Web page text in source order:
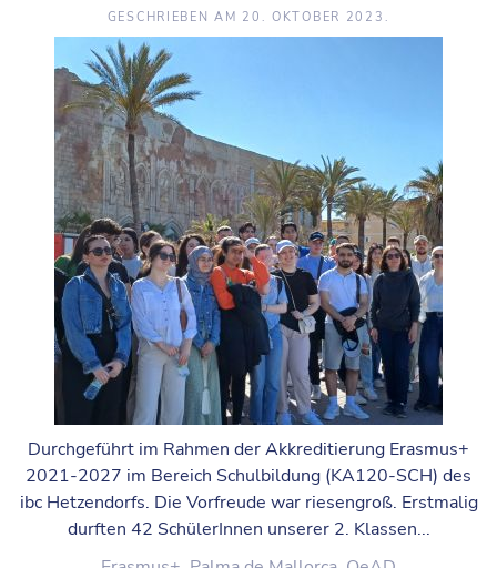
GESCHRIEBEN AM 20. OKTOBER 2023 .
Durchgeführt im Rahmen der Akkreditierung Erasmus+
2021-2027 im Bereich Schulbildung (KA120-SCH) des
ibc Hetzendorfs. Die Vorfreude war riesengroß. Erstmalig
durften 42 SchülerInnen unserer 2. Klassen...